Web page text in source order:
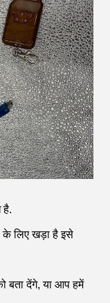
है.
के लिए खड़ा है इसे
बता देंगे, या आप हमें